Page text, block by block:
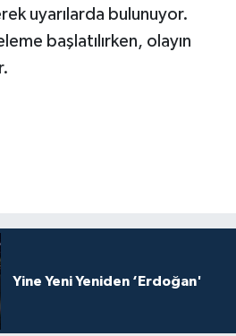
uyarılarda bulunuyor.
başlatılırken, olayın
Yine Yeni Yeniden ‘Erdoğan'